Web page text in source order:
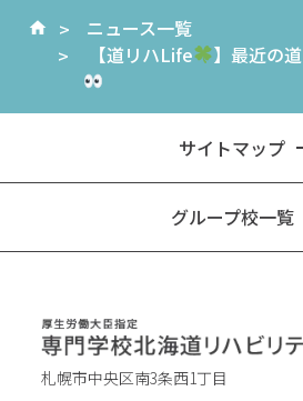
ニュース一覧
【道リハLife
】最近の
サイトマップ
グループ校一覧
札幌市中央区南3条西1丁目